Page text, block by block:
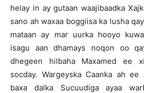
helay in ay gutaan waajibaadka
sano ah waxaa boggiisa ka lusha
mataan ay mar uurka hooyo
isagu aan dhamays noqon oo
dhegeen hilbaha Maxamed ee
socday. Wargeyska Caanka ah
baxa dalka Sucuudiga ayaa